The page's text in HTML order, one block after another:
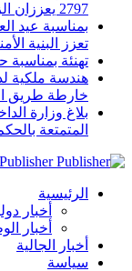
2797 يعززان الزخم الدبلوماسي
بمناسبة عيد
تعزز البنية
تهنئة بمناسبة حلول
هندسة ملكية
خارطة طريق
بلاغ وزارة
المتمتعة
Publisher - الجالية - موقع إلكتروني إخباري
الرئيسية
أخبار
أخبار
أخبار الجالية
سياسة